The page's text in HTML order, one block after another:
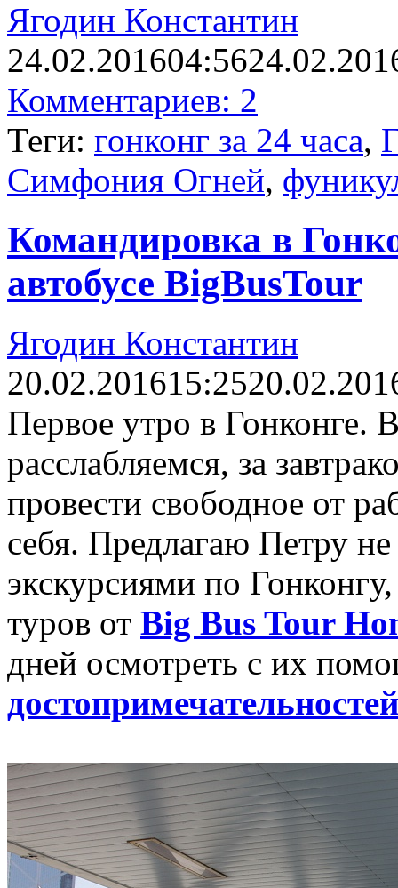
Ягодин Константин
24.02.201604:56
Комментариев: 2
Теги: гонконг за 24 часа,
Симфония Огней,
Командировка в
автобусе BigBusTour
Ягодин Константин
20.02.201615:25
Первое утро в Гонконге.
расслабляемся, за
провести свободное от
себя. Предлагаю Петру
экскурсиями по
туров от Big Bus Tour
дней осмотреть с их